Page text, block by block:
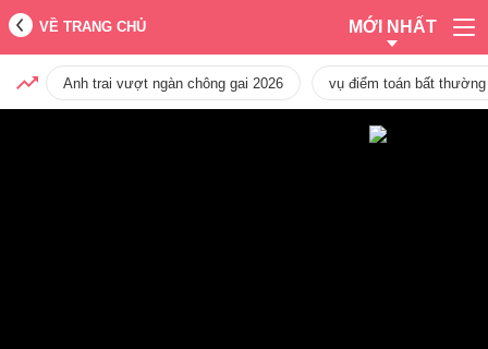
VỀ TRANG CHỦ MỚI NHẤT
Anh trai vượt ngàn chông gai 2026 vụ điểm toán bất